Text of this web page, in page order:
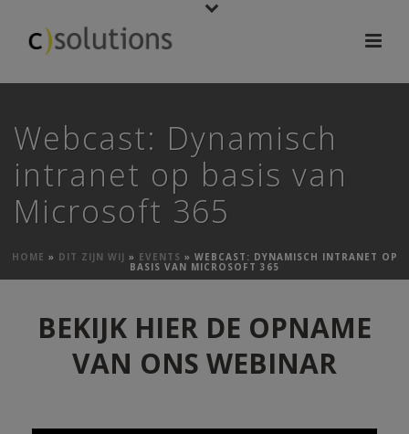
Webcast: Dynamisch
intranet op basis van
Microsoft 365
HOME » DIT ZIJN WIJ » EVENTS » WEBCAST: DYNAMISCH INTRANET OP
BASIS VAN MICROSOFT 365
BEKIJK HIER DE OPNAME
VAN ONS WEBINAR